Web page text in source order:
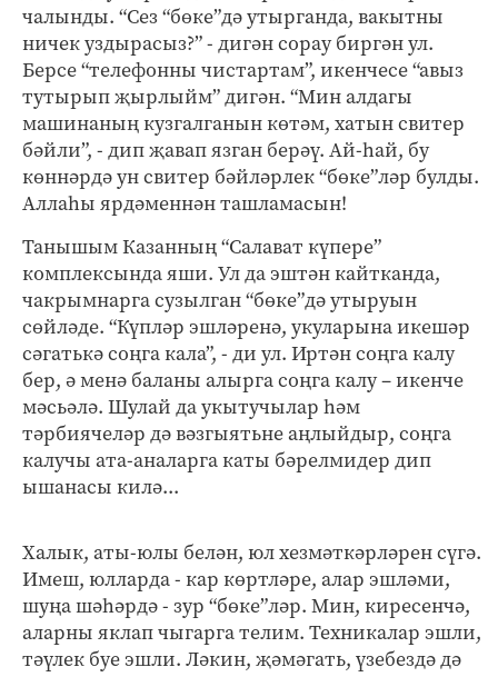
чалынды. “Сез “бөке”дә утырганда, вакытны
ничек уздырасыз?” - дигән сорау биргән ул.
Берсе “телефонны чистартам”, икенчесе “авыз
тутырып җырлыйм” дигән. “Мин алдагы
машинаның кузгалганын көтәм, хатын свитер
бәйли”, - дип җавап язган берәү. Ай-һай, бу
көннәрдә ун свитер бәйләрлек “бөке”ләр булды.
Аллаһы ярдәменнән ташламасын!
Танышым Казанның “Салават күпере”
комплексында яши. Ул да эштән кайтканда,
чакрымнарга сузылган “бөке”дә утыруын
сөйләде. “Күпләр эшләренә, укуларына икешәр
сәгатькә соңга кала”, - ди ул. Иртән соңга калу
бер, ә менә баланы алырга соңга калу – икенче
мәсьәлә. Шулай да укытучылар һәм
тәрбиячеләр дә вәзгыятьне аңлыйдыр, соңга
калучы ата-аналарга каты бәрелмидер дип
ышанасы килә...
Халык, аты-юлы белән, юл хезмәткәрләрен сүгә.
Имеш, юлларда - кар көртләре, алар эшләми,
шуңа шәһәрдә - зур “бөке”ләр. Мин, киресенчә,
аларны яклап чыгарга телим. Техникалар эшли,
тәүлек буе эшли. Ләкин, җәмәгать, үзебездә дә